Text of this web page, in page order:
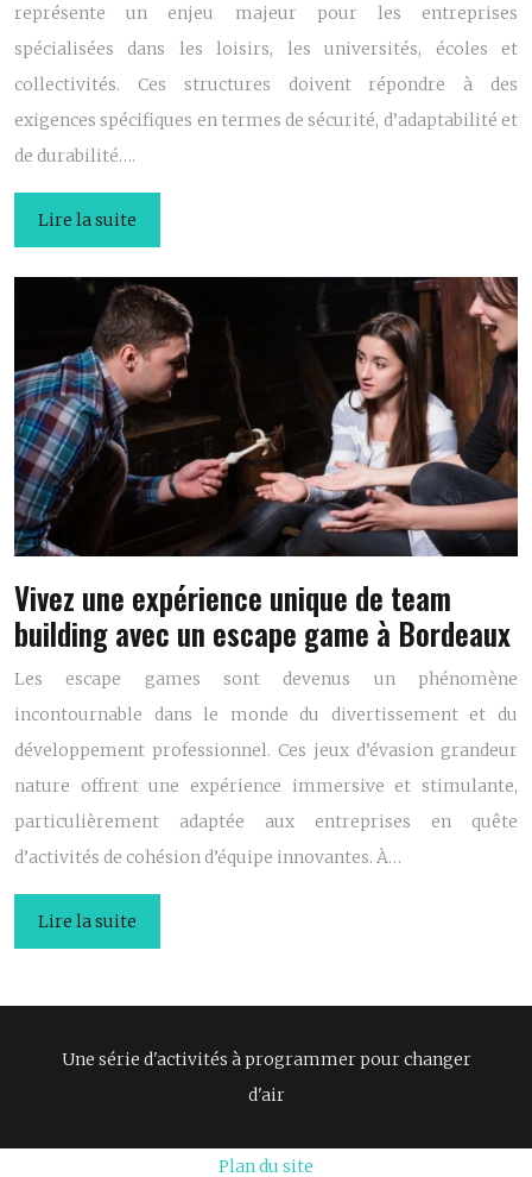
représente un enjeu majeur pour les entreprises
spécialisées dans les loisirs, les universités, écoles et
collectivités. Ces structures doivent répondre à des
exigences spécifiques en termes de sécurité, d’adaptabilité et
de durabilité….
Lire la suite
Vivez une expérience unique de team
building avec un escape game à Bordeaux
Les escape games sont devenus un phénomène
incontournable dans le monde du divertissement et du
développement professionnel. Ces jeux d’évasion grandeur
nature offrent une expérience immersive et stimulante,
particulièrement adaptée aux entreprises en quête
d’activités de cohésion d’équipe innovantes. À…
Lire la suite
Une série d'activités à programmer pour changer
d'air
Plan du site